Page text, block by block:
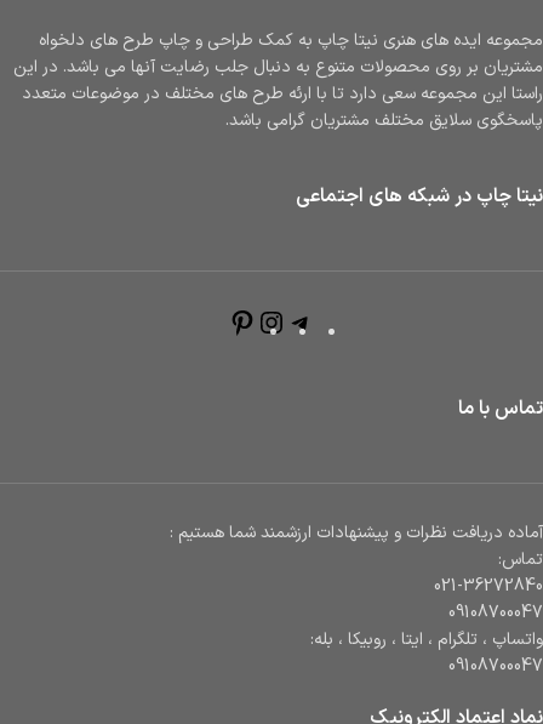
مجموعه ایده های هنری نیتا چاپ به کمک طراحی و چاپ طرح های دلخواه
مشتریان بر روی محصولات متنوع به دنبال جلب رضایت آنها می باشد. در این
راستا این مجموعه سعی دارد تا با ارئه طرح های مختلف در موضوعات متعدد
پاسخگوی سلایق مختلف مشتریان گرامی باشد.
نیتا چاپ در شبکه های اجتماعی
تماس با ما
آماده دریافت نظرات و پیشنهادات ارزشمند شما هستیم :
تماس:
021-36272840
09108700047
واتساپ ، تلگرام ، ایتا ، روبیکا ، بله:
09108700047
نماد اعتماد الکترونیک